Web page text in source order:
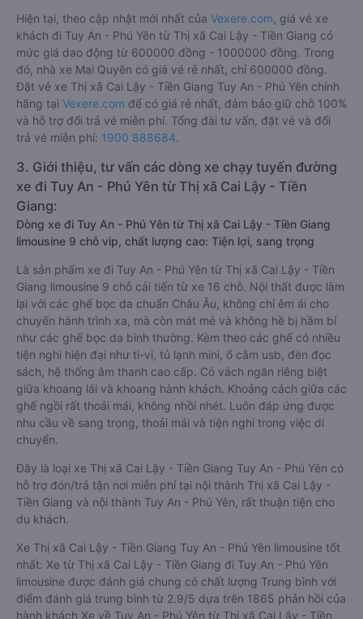
Hiện tại, theo cập nhật mới nhất của Vexere.com , giá vé xe
khách đi Tuy An - Phú Yên từ Thị xã Cai Lậy - Tiền Giang có
mức giá dao động từ 600000 đồng - 1000000 đồng. Trong
đó, nhà xe Mai Quyên có giá vé rẻ nhất, chỉ 600000 đồng.
Đặt vé xe Thị xã Cai Lậy - Tiền Giang Tuy An - Phú Yên chính
hãng tại Vexere.com để có giá rẻ nhất, đảm bảo giữ chỗ 100%
và hỗ trợ đổi trả vé miễn phí. Tổng đài tư vấn, đặt vé và đổi
trả vé miễn phí: 1900 888684.
3. Giới thiệu, tư vấn các dòng xe chạy tuyến đường
xe đi Tuy An - Phú Yên từ Thị xã Cai Lậy - Tiền
Giang:
Dòng xe đi Tuy An - Phú Yên từ Thị xã Cai Lậy - Tiền Giang
limousine 9 chỗ vip, chất lượng cao: Tiện lợi, sang trọng
Là sản phẩm xe đi Tuy An - Phú Yên từ Thị xã Cai Lậy - Tiền
Giang limousine 9 chỗ cải tiến từ xe 16 chỗ. Nội thất được làm
lại với các ghế bọc da chuẩn Châu Âu, không chỉ êm ái cho
chuyến hành trình xa, mà còn mát mẻ và không hề bị hầm bí
như các ghế bọc da bình thường. Kèm theo các ghế có nhiều
tiện nghi hiện đại như ti-vi, tủ lạnh mini, ổ cắm usb, đèn đọc
sách, hệ thống âm thanh cao cấp. Có vách ngăn riêng biệt
giữa khoang lái và khoang hành khách. Khoảng cách giữa các
ghế ngồi rất thoải mái, không nhồi nhét. Luôn đáp ứng được
nhu cầu về sang trọng, thoải mái và tiện nghi trong việc di
chuyển.
Đây là loại xe Thị xã Cai Lậy - Tiền Giang Tuy An - Phú Yên có
hỗ trợ đón/trả tận nơi miễn phí tại nội thành Thị xã Cai Lậy -
Tiền Giang và nội thành Tuy An - Phú Yên, rất thuận tiện cho
du khách.
Xe Thị xã Cai Lậy - Tiền Giang Tuy An - Phú Yên limousine tốt
nhất: Xe từ Thị xã Cai Lậy - Tiền Giang đi Tuy An - Phú Yên
limousine được đánh giá chung có chất lượng Trung bình với
điểm đánh giá trung bình từ 2.9/5 dựa trên 1865 phản hồi của
hành khách Xe về Tuy An - Phú Yên từ Thị xã Cai Lậy - Tiền